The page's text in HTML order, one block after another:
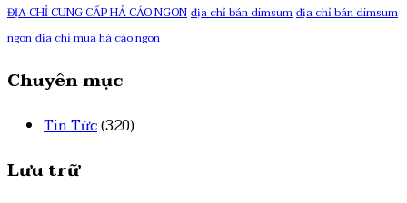
ĐỊA CHỈ CUNG CẤP HẢ CÁO NGONđịa chỉ bán dimsumđịa chỉ bán dimsum
ngonđịa chỉ mua há cảo ngon
Chuyên mục
Tin Tức(320)
Lưu trữ